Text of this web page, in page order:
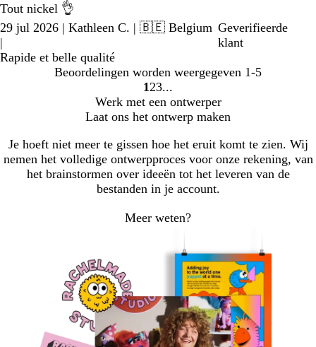
Tout nickel 👌
29 jul 2026 | Kathleen C. | 🇧🇪 Belgium
|
Geverifieerde
klant
Rapide et belle qualité
Beoordelingen worden weergegeven 1-5
Naar
pagina
1 Naar
pagina
2 Naar
pagina
3
Werk met een ontwerper
Laat ons het ontwerp maken
Je hoeft niet meer te gissen hoe het eruit komt te zien. Wij
nemen het volledige ontwerpproces voor onze rekening, van
het brainstormen over ideeën tot het leveren van de
bestanden in je account.
Meer weten?